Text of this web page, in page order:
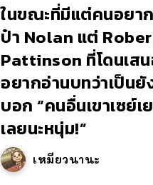
ในขณะที่มีแต่คนอยา
ป๋า Nolan แต่
Pattinson ที่โดนเสน
อยากอ่านบทว่าเป็นยั
บอก “คนอื่นเขาเซย์
เลยนะหนุ่ม!”
เหมียวนานะ